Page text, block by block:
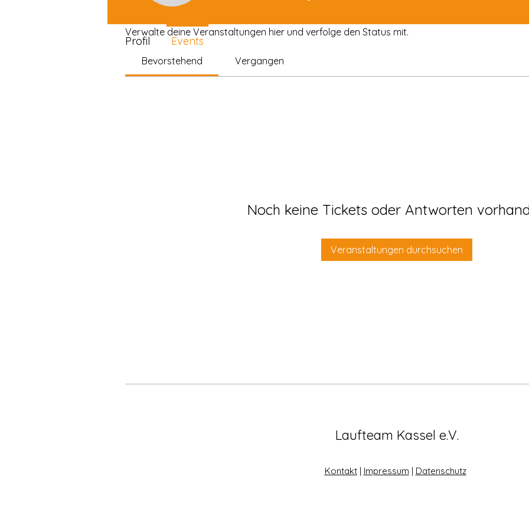
Veranstaltungen
Verwalte deine Veranstaltungen hier und verfolge den Status mit.
Bevorstehend Vergangen
Noch keine Tickets oder Antworten
Veranstaltungen durchsuchen
Profil Events
Laufteam Kassel e.V.
Kontakt| Impressum | Datenschutz